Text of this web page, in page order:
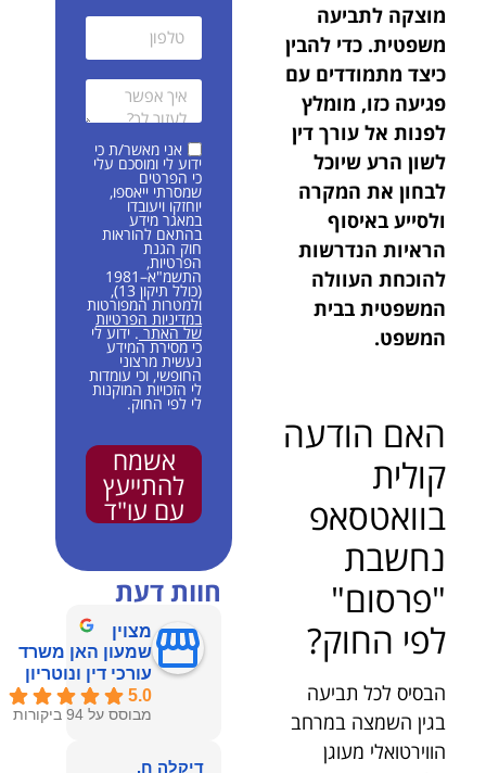
מוצקה לתביעה
משפטית.כדי להבין
כיצד מתמודדים עם
פגיעה כזו, מומלץ
לפנות אל עורך דין
לשון הרע שיוכל
לבחון את המקרה
ולסייע באיסוף
הראיות הנדרשות
להוכחת העוולה
המשפטית בבית
המשפט.
האם הודעה
קולית
בוואטסאפ
נחשבת
"פרסום"
לפי החוק?
הבסיס לכל תביעה
בגין השמצה במרחב
הווירטואלי מעוגן
אני מאשר/ת כי
ידוע לי ומוסכם עלי
כי הפרטים
שמסרתי ייאספו,
יוחזקו ויעובדו
במאגר מידע
בהתאם להוראות
חוק הגנת
הפרטיות,
התשמ"א–1981
(כולל תיקון 13),
ולמטרות המפורטות
במדיניות הפרטיות
של האתר. ידוע לי
כי מסירת המידע
נעשית מרצוני
החופשי, וכי עומדות
לי הזכויות המוקנות
לי לפי החוק.
אשמח
להתייעץ
עם עו"ד
חוות דעת
מצוין
שמעון האן משרד
עורכי דין ונוטריון
5.0
מבוסס על 94 ביקורות
דיקלה ח.